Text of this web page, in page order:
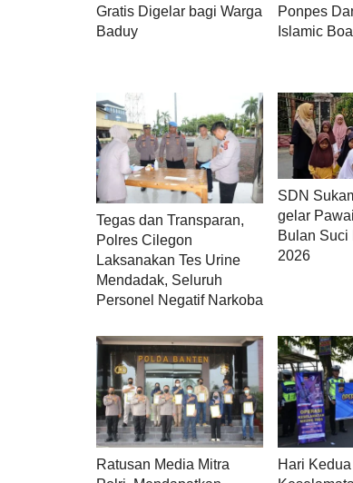
Gratis Digelar bagi Warga
Baduy
Ponpes
Islamic
Tegas dan Transparan,
Polres Cilegon
Laksanakan Tes Urine
Mendadak, Seluruh
Personel Negatif Narkoba
SDN
gelar
Bulan Suci
2026
Ratusan Media Mitra
Hari